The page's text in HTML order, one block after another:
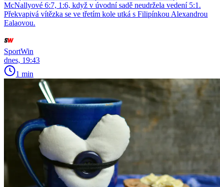
McNallyové 6:7, 1:6, když v úvodní sadě neudržela vedení 5:1.
Překvapivá vítězka se ve třetím kole utká s Filipínkou Alexandrou
Ealaovou.
SportWin
dnes, 19:43
1 min